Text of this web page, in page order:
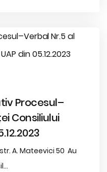
Procesul–
Consiliului
A. Mateevici 50 Au